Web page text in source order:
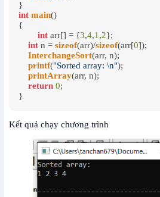
int main()
{
int arr[] = {3,4,1 ,2};
int n = sizeof(arr)/sizeof(arr[0]);
InterchangeSort(arr, n);
printf("Sorted array: \n");
printArray(arr, n);
return 0;
}
Kết quả chạy chương trình